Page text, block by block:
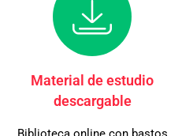
Material de estudio
descargable